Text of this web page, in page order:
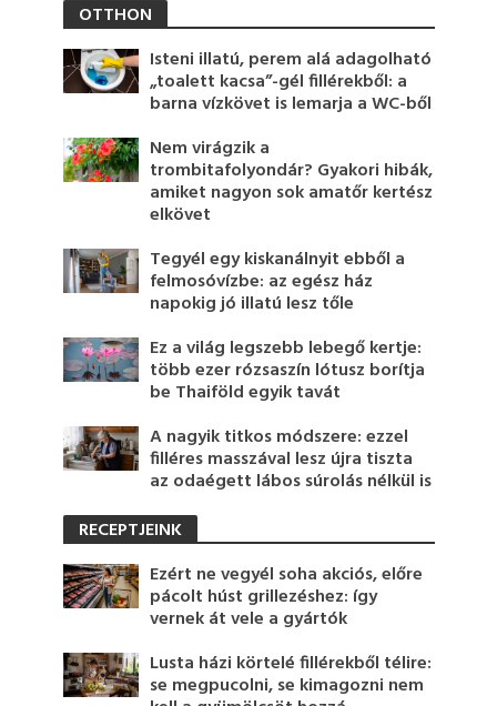
OTTHON
Isteni illatú, perem alá adagolható
„toalett kacsa”-gél fillérekből: a
barna vízkövet is lemarja a WC-ből
Nem virágzik a
trombitafolyondár? Gyakori hibák,
amiket nagyon sok amatőr kertész
elkövet
Tegyél egy kiskanálnyit ebből a
felmosóvízbe: az egész ház
napokig jó illatú lesz tőle
Ez a világ legszebb lebegő kertje:
több ezer rózsaszín lótusz borítja
be Thaiföld egyik tavát
A nagyik titkos módszere: ezzel
filléres masszával lesz újra tiszta
az odaégett lábos súrolás nélkül is
RECEPTJEINK
Ezért ne vegyél soha akciós, előre
pácolt húst grillezéshez: így
vernek át vele a gyártók
Lusta házi körtelé fillérekből télire:
se megpucolni, se kimagozni nem